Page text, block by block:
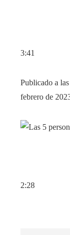
3:41
Publicado a
febrero de
2:28